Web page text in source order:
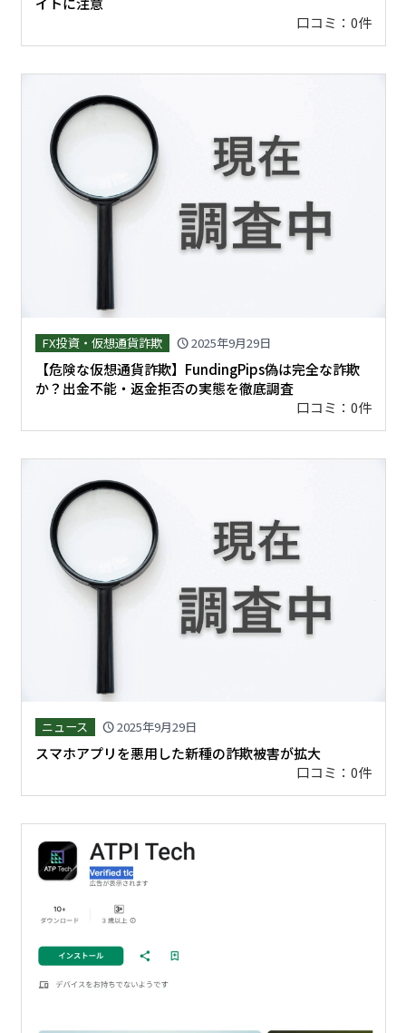
口コミ：0件
FX投資・仮想通貨詐欺 schedule2025年9月29日
【危険な仮想通貨詐欺】FundingPips偽は完全な詐欺
か？出金不能・返金拒否の実態を徹底調査
口コミ：0件
ニュース schedule2025年9月29日
スマホアプリを悪用した新種の詐欺被害が拡大
口コミ：0件